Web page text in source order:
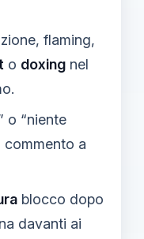
flaming,
o doxing nel
o “niente
commento a
blocco dopo
davanti ai